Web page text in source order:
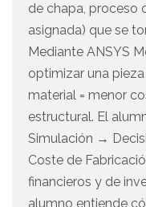
de chapa, proceso
asignada) que se
Mediante ANSYS
optimizar una
material = menor
estructural. El
Simulación →
Coste de
financieros y de
alumno entiende